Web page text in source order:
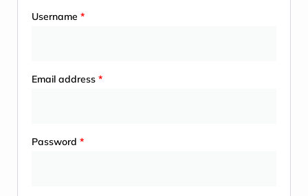
Username *
Email address *
Password *